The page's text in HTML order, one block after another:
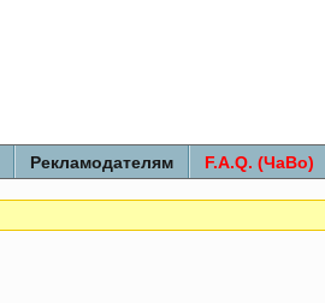
Рекламодателям F.A.Q. (ЧаВо)